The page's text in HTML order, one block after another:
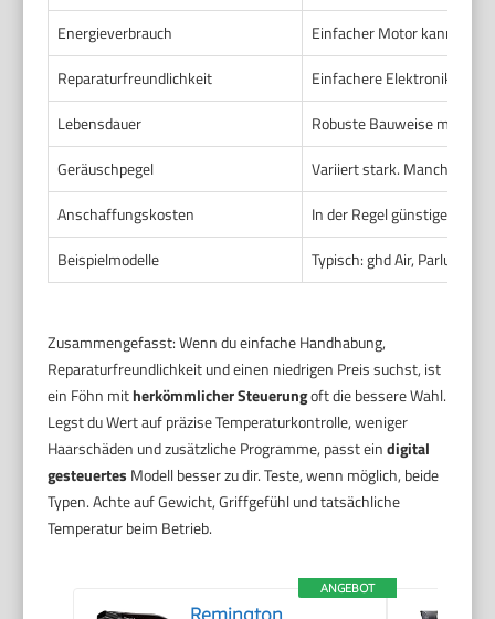
Energieverbrauch
Einfacher Motor kann
Reparaturfreundlichkeit
Einfachere Elektronik.
Lebensdauer
Robuste Bauweise
Geräuschpegel
Variiert stark. Manche
Anschaffungskosten
In der Regel günstiger.
Beispielmodelle
Typisch: ghd Air, Parlux
Zusammengefasst: Wenn du einfache Handhabung,
Reparaturfreundlichkeit und einen niedrigen Preis suchst, ist
ein Föhn mitherkömmlicher Steuerungoft die bessere Wahl.
Legst du Wert auf präzise Temperaturkontrolle, weniger
Haarschäden und zusätzliche Programme, passt eindigital
gesteuertes Modell besser zu dir. Teste, wenn möglich, beide
Typen. Achte auf Gewicht, Griffgefühl und tatsächliche
Temperatur beim Betrieb.
ANGEBOT
Remington